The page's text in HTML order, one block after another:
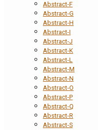
Abstract-F
Abstract-G
Abstract-H
Abstract-I
Abstract-J
Abstract-K
Abstract-L
Abstract-M
Abstract-N
Abstract-O
Abstract-P
Abstract-Q
Abstract-R
Abstract-S